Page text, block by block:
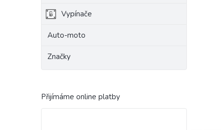
Vypínače
Auto-moto
Značky
Přijímáme online platby